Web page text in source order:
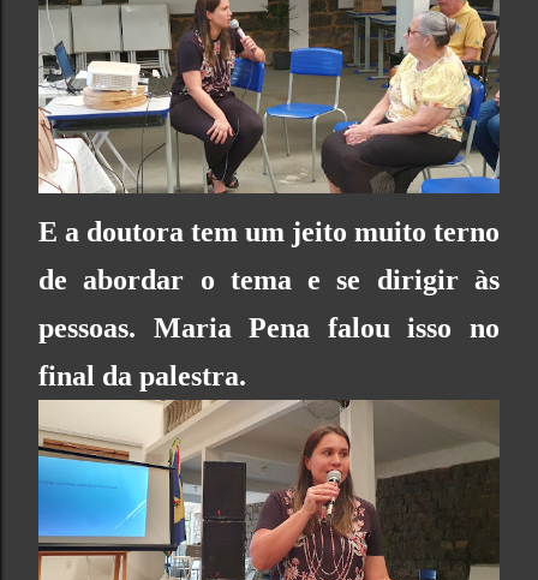
E a doutora tem um jeito muito terno
de abordar o tema e se dirigir às
pessoas. Maria Pena falou isso no
final da palestra.